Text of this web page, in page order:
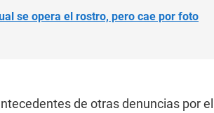
se opera el rostro, pero cae por foto
de otras denuncias por el